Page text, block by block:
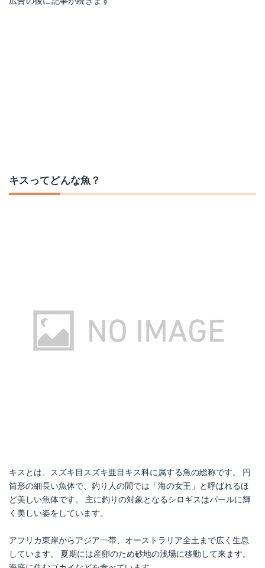
キスってどんな魚？
キスとは、スズキ目スズキ亜目キス科に属する魚の総称です。 円
筒形の細長い魚体で、釣り人の間では「海の女王」と呼ばれるほ
ど美しい魚体です。 主に釣りの対象となるシロギスはパールに輝
く美しい姿をしています。
アフリカ東岸からアジア一帯、オーストラリア全土まで広く生息
しています。 夏期には産卵のため砂地の浅場に移動して来ます。